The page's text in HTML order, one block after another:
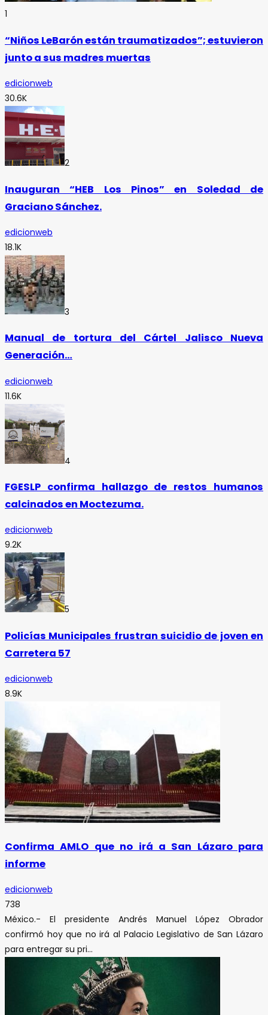
1
“Niños LeBarón están traumatizados”; estuvieron
junto a sus madres muertas
edicionweb
30.6K
2
Inauguran “HEB Los Pinos” en Soledad de
Graciano Sánchez.
edicionweb
18.1K
3
Manual de tortura del Cártel Jalisco Nueva
Generación…
edicionweb
11.6K
4
FGESLP confirma hallazgo de restos humanos
calcinados en Moctezuma.
edicionweb
9.2K
5
Policías Municipales frustran suicidio de joven en
Carretera 57
edicionweb
8.9K
Confirma AMLO que no irá a San Lázaro para
informe
edicionweb
738
México.- El presidente Andrés Manuel López Obrador
confirmó hoy que no irá al Palacio Legislativo de San Lázaro
para entregar su pri...